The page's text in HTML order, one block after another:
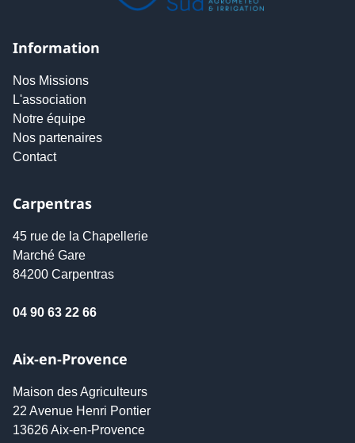
Information
Nos Missions
L'association
Notre équipe
Nos partenaires
Contact
Carpentras
45 rue de la Chapellerie
Marché Gare
84200 Carpentras
04 90 63 22 66
Aix-en-Provence
Maison des Agriculteurs
22 Avenue Henri Pontier
13626 Aix-en-Provence